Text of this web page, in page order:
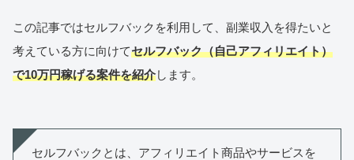
この記事ではセルフバックを利用して、副業収入を得たいと
考えている方に向けてセルフバック（自己アフィリエイト）
で10万円稼げる案件を紹介します。
セルフバックとは、アフィリエイト商品やサービスを